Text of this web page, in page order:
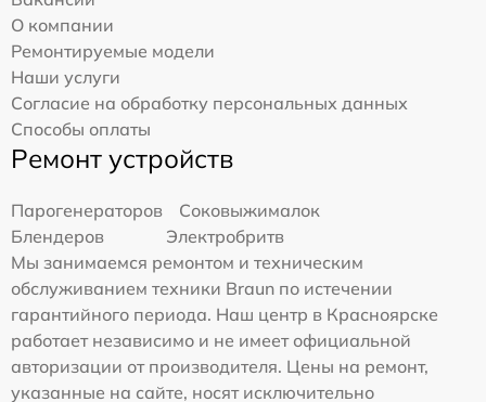
О компании
Ремонтируемые модели
Наши услуги
Согласие на обработку персональных данных
Способы оплаты
Ремонт устройств
Парогенераторов
Соковыжималок
Блендеров
Электробритв
Мы занимаемся ремонтом и техническим
обслуживанием техники Braun по истечении
гарантийного периода. Наш центр в Красноярске
работает независимо и не имеет официальной
авторизации от производителя. Цены на ремонт,
указанные на сайте, носят исключительно